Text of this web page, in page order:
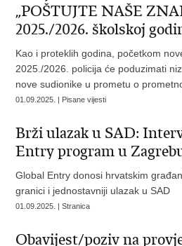
„POŠTUJTE NAŠE
2025./2026. školskoj
Kao i proteklih godina, početkom
2025./2026. policija će poduzimati
nove sudionike u prometu o
01.09.2025. | Pisane vijesti
Brži ulazak u SAD:
Entry program u
Global Entry donosi hrvatskim
granici i jednostavniji ulazak u SAD
01.09.2025. | Stranica
Obavijest/poziv na